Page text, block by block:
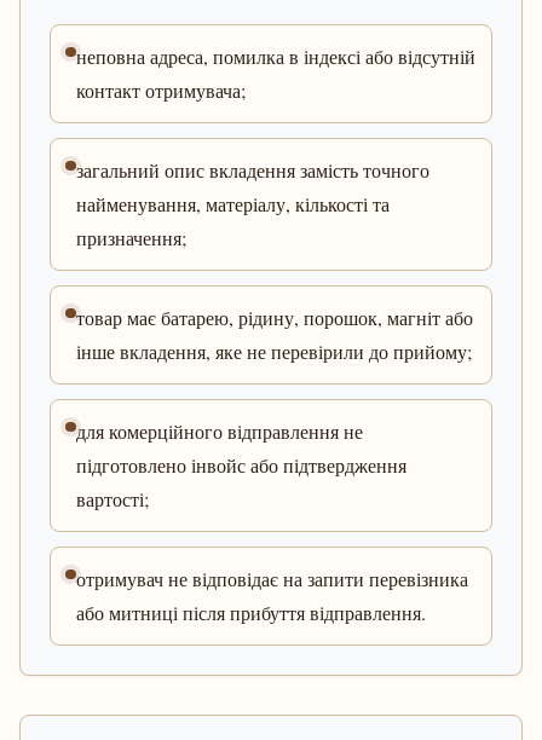
неповна адреса, помилка в індексі або відсутній
контакт отримувача;
загальний опис вкладення замість точного
найменування, матеріалу, кількості та
призначення;
товар має батарею, рідину, порошок, магніт або
інше вкладення, яке не перевірили до прийому;
для комерційного відправлення не
підготовлено інвойс або підтвердження
вартості;
отримувач не відповідає на запити перевізника
або митниці після прибуття відправлення.